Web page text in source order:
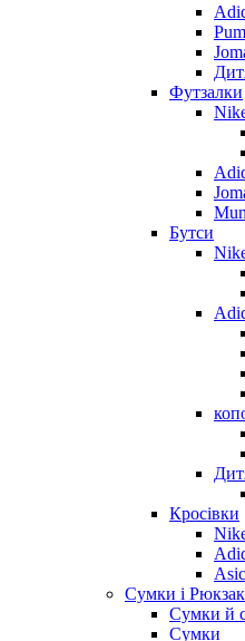
Футзалки
Бутси
Кросівки
Сумки і
Сумки й
Сумки